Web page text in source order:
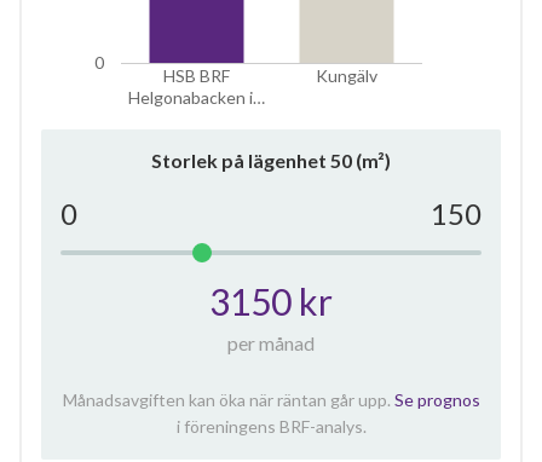
HSB BRF
Helgonabacken i…
Kungälv
0
Storlek på lägenhet 50 (m²)
0 150
3150 kr
per månad
Månadsavgiften kan öka när räntan går upp. Se prognos
i föreningens BRF-analys.